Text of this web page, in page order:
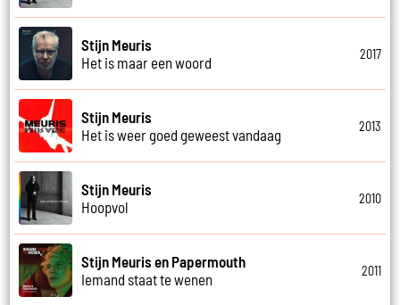
Stijn Meuris
Het is maar een woord
2017
Stijn Meuris
Het is weer goed geweest vandaag
2013
Stijn Meuris
Hoopvol
2010
Stijn Meuris en Papermouth
Iemand staat te wenen
2011